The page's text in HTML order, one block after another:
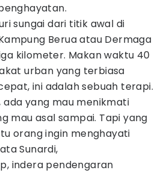
sungai dari titik awal di
Berua atau Dermaga
kilometer. Makan waktu 40
urban yang terbiasa
ini adalah sebuah terapi.
yang mau menikmati
mau asal sampai. Tapi yang
orang ingin menghayati
Sunardi,
indera pendengaran